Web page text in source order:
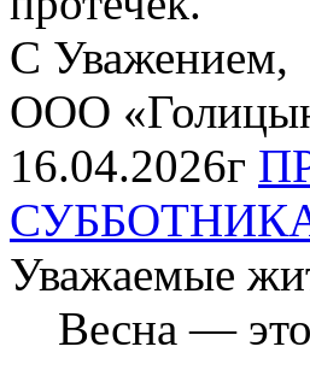
С Уважением,
ООО
16.04.2026г
Уважаемые
Весна — это